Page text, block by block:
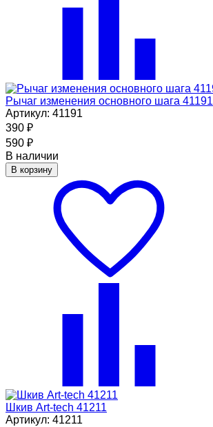
Рычаг изменения основного шага 41191
Артикул: 41191
390 ₽
590 ₽
В наличии
В корзину
Шкив Art-tech 41211
Артикул: 41211